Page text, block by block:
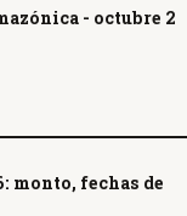
- octubre 2
monto, fechas de